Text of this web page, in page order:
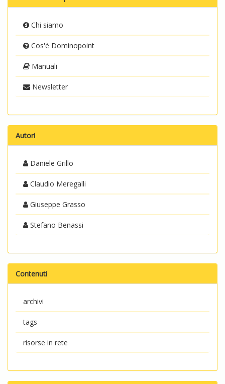
Chi siamo
Cos'è Dominopoint
Manuali
Newsletter
Autori
Daniele Grillo
Claudio Meregalli
Giuseppe Grasso
Stefano Benassi
Contenuti
archivi
tags
risorse in rete